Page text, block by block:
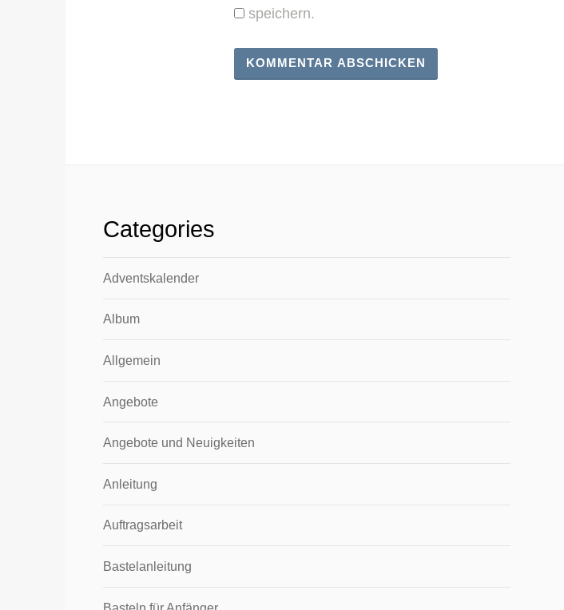
speichern.
Categories
Adventskalender
Album
Allgemein
Angebote
Angebote und Neuigkeiten
Anleitung
Auftragsarbeit
Bastelanleitung